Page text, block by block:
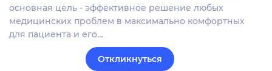
основная цель - эффективное решение любых
медицинских проблем в максимально комфортных
для пациента и его…
Откликнуться